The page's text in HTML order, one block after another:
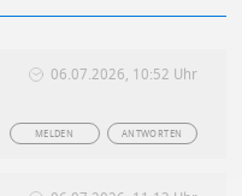
06.07.2026, 10:52 Uhr
ANTWORTEN
MELDEN